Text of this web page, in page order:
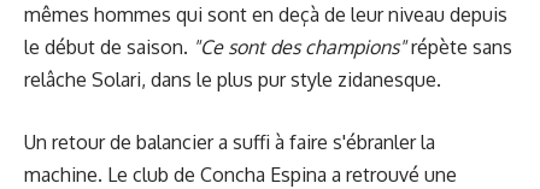
mêmes hommes qui sont en deçà de leur niveau depuis
le début de saison. "Ce sont des champions"répète sans
relâche Solari, dans le plus pur style zidanesque.
Un retour de balancier a suffi à faire s'ébranler la
machine. Le club de Concha Espina a retrouvé une